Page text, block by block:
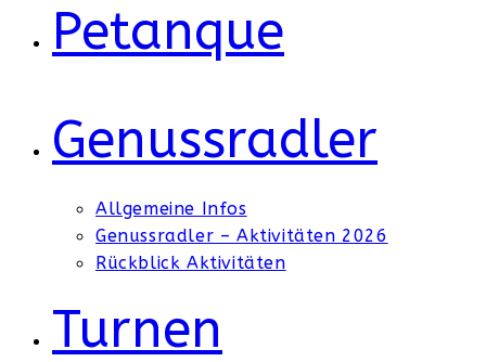
Petanque
Genussradler
Allgemeine Infos
Genussradler – Aktivitäten 2026
Rückblick Aktivitäten
Turnen